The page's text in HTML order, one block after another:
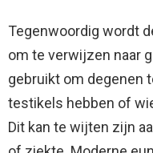
Tegenwoordig wordt
om te verwijzen naar
gebruikt om degenen
testikels hebben of
Dit kan te wijten zijn